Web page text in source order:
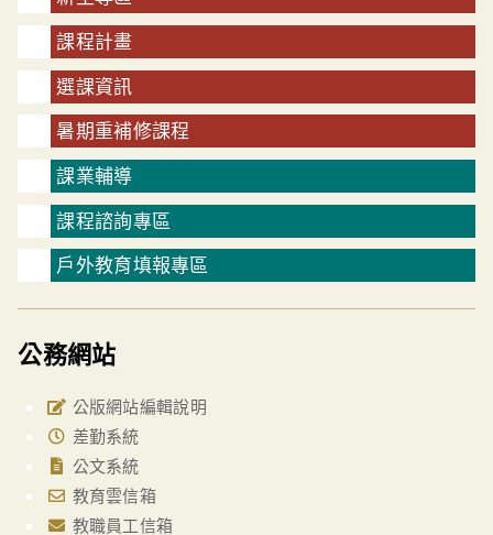
課程計畫
選課資訊
暑期重補修課程
課業輔導
課程諮詢專區
戶外教育填報專區
公務網站
公版網站編輯說明
差勤系統
公文系統
教育雲信箱
教職員工信箱